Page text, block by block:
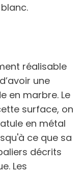
réalisable
une
en marbre. Le
surface, on
en métal
ce que sa
décrits
Les